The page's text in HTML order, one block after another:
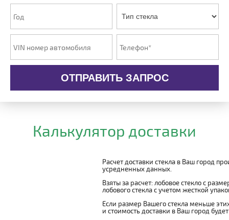
ОТПРАВИТЬ ЗАПРОС
Калькулятор доставки
Расчет доставки стекла в Ваш город
усредненных данных.
Взяты за расчет: лобовое стекло с
лобового стекла с учетом жесткой
Если размер Вашего стекла меньше
и стоимость доставки в Ваш город